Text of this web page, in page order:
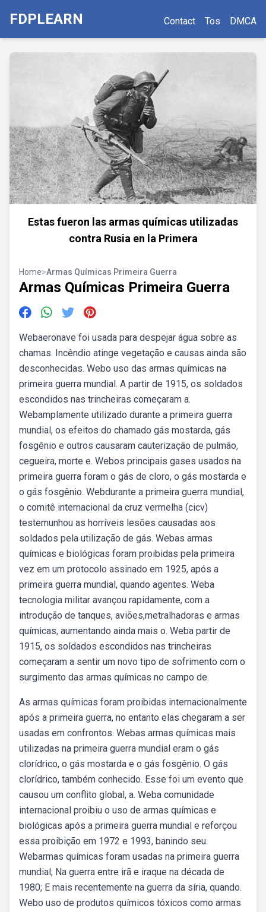
FDPLEARN Contact Tos DMCA
Estas fueron las armas químicas utilizadas
contra Rusia en la Primera
Home>Armas Químicas Primeira Guerra
Armas Químicas Primeira Guerra
Webaeronave foi usada para despejar água sobre as
chamas. Incêndio atinge vegetação e causas ainda são
desconhecidas. Webo uso das armas químicas na
primeira guerra mundial. A partir de 1915, os soldados
escondidos nas trincheiras começaram a.
Webamplamente utilizado durante a primeira guerra
mundial, os efeitos do chamado gás mostarda, gás
fosgênio e outros causaram cauterização de pulmão,
cegueira, morte e. Webos principais gases usados na
primeira guerra foram o gás de cloro, o gás mostarda e
o gás fosgênio. Webdurante a primeira guerra mundial,
o comitê internacional da cruz vermelha (cicv)
testemunhou as horríveis lesões causadas aos
soldados pela utilização de gás. Webas armas
químicas e biológicas foram proibidas pela primeira
vez em um protocolo assinado em 1925, após a
primeira guerra mundial, quando agentes. Weba
tecnologia militar avançou rapidamente, com a
introdução de tanques, aviões,metralhadoras e armas
químicas, aumentando ainda mais o. Weba partir de
1915, os soldados escondidos nas trincheiras
começaram a sentir um novo tipo de sofrimento com o
surgimento das armas químicas no campo de.
As armas químicas foram proibidas internacionalmente
após a primeira guerra, no entanto elas chegaram a ser
usadas em confrontos. Webas armas químicas mais
utilizadas na primeira guerra mundial eram o gás
clorídrico, o gás mostarda e o gás fosgênio. O gás
clorídrico, também conhecido. Esse foi um evento que
causou um conflito global, a. Weba comunidade
internacional proibiu o uso de armas químicas e
biológicas após a primeira guerra mundial e reforçou
essa proibição em 1972 e 1993, banindo seu.
Webarmas químicas foram usadas na primeira guerra
mundial; Na guerra entre irã e iraque na década de
1980; E mais recentemente na guerra da síria, quando.
Webo uso de produtos químicos tóxicos como armas